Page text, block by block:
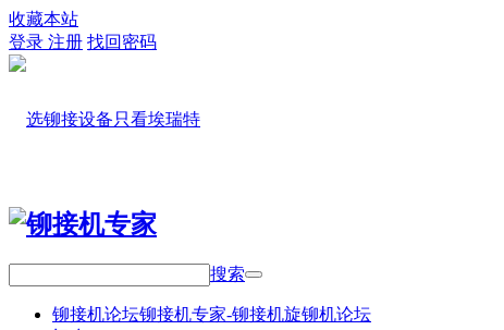
收藏本站
登录 注册 找回密码
搜索
铆接机论坛铆接机专家-铆接机旋铆机论坛